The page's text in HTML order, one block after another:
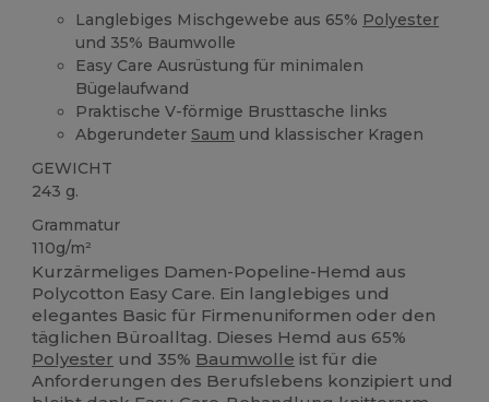
Langlebiges Mischgewebe aus 65% Polyester
und 35% Baumwolle
Easy Care Ausrüstung für minimalen
Bügelaufwand
Praktische V-förmige Brusttasche links
AbgerundeterSaum und klassischer Kragen
GEWICHT
243 g.
Grammatur
110g/m²
Kurzärmeliges Damen-Popeline-Hemd aus
Polycotton Easy Care. Ein langlebiges und
elegantes Basic für Firmenuniformen oder den
täglichen Büroalltag. Dieses Hemd aus 65%
Polyester und 35% Baumwolle ist für die
Anforderungen des Berufslebens konzipiert und